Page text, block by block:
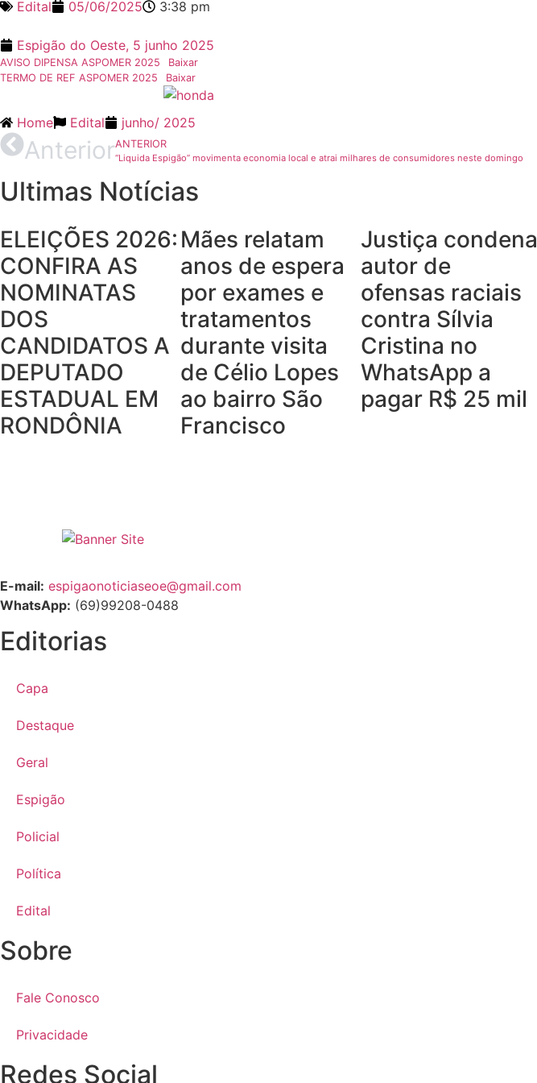
Edital 05/06/2025 3:38 pm
Espigão do Oeste, 5 junho 2025
AVISO DIPENSA ASPOMER 2025
Baixar
TERMO DE REF ASPOMER 2025
Baixar
Home Edital junho/ 2025
AnteriorANTERIOR
“Liquida Espigão” movimenta economia local e atrai milhares de consumidores neste domingo
Ultimas Notícias
ELEIÇÕES 2026:
CONFIRA AS
NOMINATAS
DOS
CANDIDATOS A
DEPUTADO
ESTADUAL EM
RONDÔNIA
Mães relatam
anos de espera
por exames e
tratamentos
durante visita
de Célio Lopes
ao bairro São
Francisco
Justiça condena
autor de
ofensas raciais
contra Sílvia
Cristina no
WhatsApp a
pagar R$ 25 mil
E-mail: espigaonoticiaseoe@gmail.com
WhatsApp: (69)99208-0488
Editorias
Capa
Destaque
Geral
Espigão
Policial
Política
Edital
Sobre
Fale Conosco
Privacidade
Redes Social